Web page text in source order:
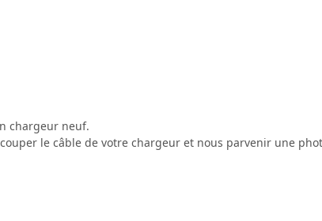
chargeur neuf.
le câble de votre chargeur et nous parvenir une